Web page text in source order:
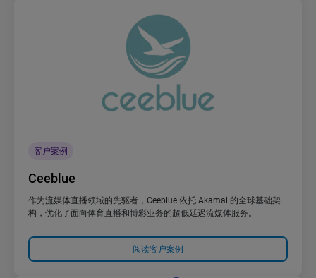
客户案例
Ceeblue
作为流媒体直播领域的先驱者，Ceeblue 依托 Akamai 的全球基础架
构，优化了面向体育直播和博彩业务的超低延迟流媒体服务。
阅读客户案例